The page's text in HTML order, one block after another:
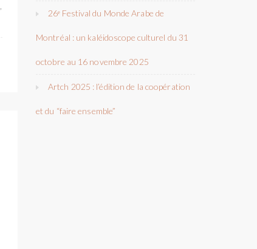
26ᵉ Festival du Monde Arabe de
Montréal : un kaléidoscope culturel du 31
octobre au 16 novembre 2025
Artch 2025 : l’édition de la coopération
et du “faire ensemble”